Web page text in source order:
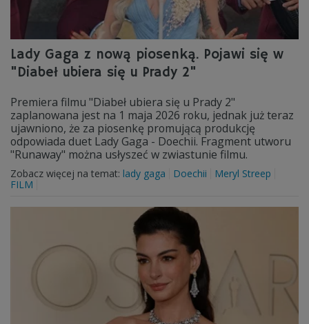
Lady Gaga z nową piosenką. Pojawi się w
"Diabeł ubiera się u Prady 2"
Premiera filmu "Diabeł ubiera się u Prady 2"
zaplanowana jest na 1 maja 2026 roku, jednak już teraz
ujawniono, że za piosenkę promującą produkcję
odpowiada duet Lady Gaga - Doechii. Fragment utworu
"Runaway" można usłyszeć w zwiastunie filmu.
Zobacz więcej na temat: lady gaga Doechii
Meryl Streep
FILM